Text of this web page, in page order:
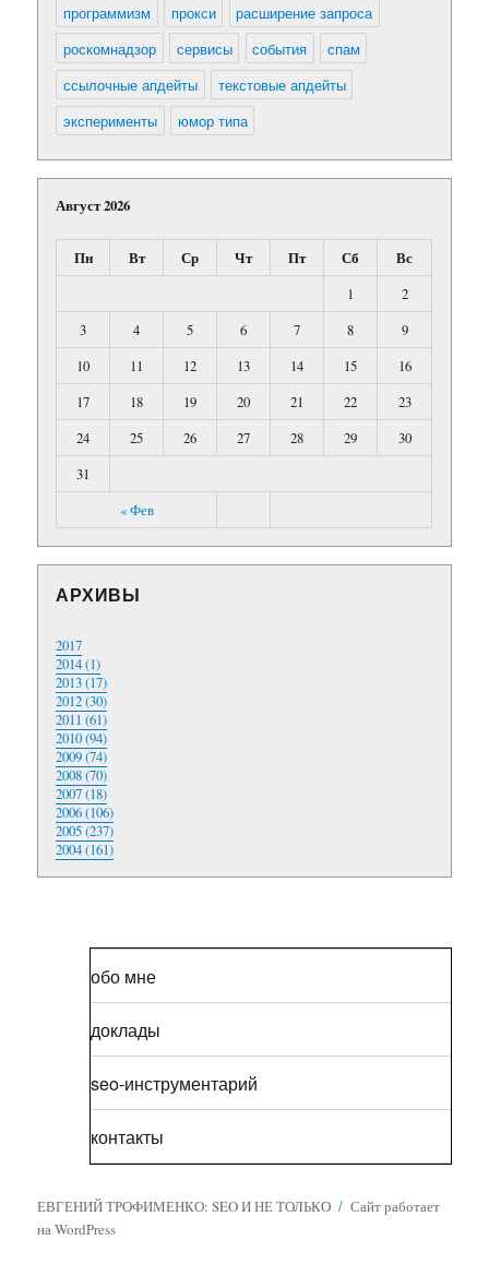
программизм
прокси
расширение запроса
роскомнадзор
сервисы события
спам
ссылочные апдейты
текстовые апдейты
эксперименты
юмор типа
Август 2026
Пн Вт Ср Чт Пт Сб Вс
« Фев
1
2
3
4 5 6 7 8
9
10
11 12 13 14 15
16
17
18 19 20 21 22
23
24
25 26 27 28 29
30
31
АРХИВЫ
2017
2014 (1)
2013 (17)
2012 (30)
2011 (61)
2010 (94)
2009 (74)
2008 (70)
2007 (18)
2006 (106)
2005 (237)
2004 (161)
обо мне
доклады
seo-инструментарий
контакты
ЕВГЕНИЙ ТРОФИМЕНКО: SEO И НЕ ТОЛЬКО
Сайт работает
на WordPress